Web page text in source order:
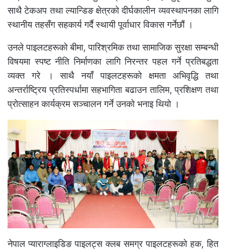
साथै टेकअप तथा ल्यान्डिङ क्षेत्रको दीर्घकालीन व्यवस्थापनका लागि
स्थानीय तहसँग सहकार्य गर्दै स्थायी पूर्वाधार विकास गर्नेछौं ।
उनले पाइलटहरूको बीमा, पारिश्रमिक तथा सामाजिक सुरक्षा सम्बन्धी
विषयमा स्पष्ट नीति निर्माणका लागि निरन्तर पहल गर्ने प्रतिबद्धता
व्यक्त गरे । साथै नयाँ पाइलटहरूको क्षमता अभिवृद्धि तथा
अन्तर्राष्ट्रिय प्रतिस्पर्धामा सहभागिता बढाउन तालिम, प्रशिक्षण तथा
प्रोत्साहन कार्यक्रम सञ्चालन गर्ने उनको भनाइ थियो ।
नेपाल प्याराग्लाइडिङ पाइलट्स क्लब समग्र पाइलटहरूको हक, हित